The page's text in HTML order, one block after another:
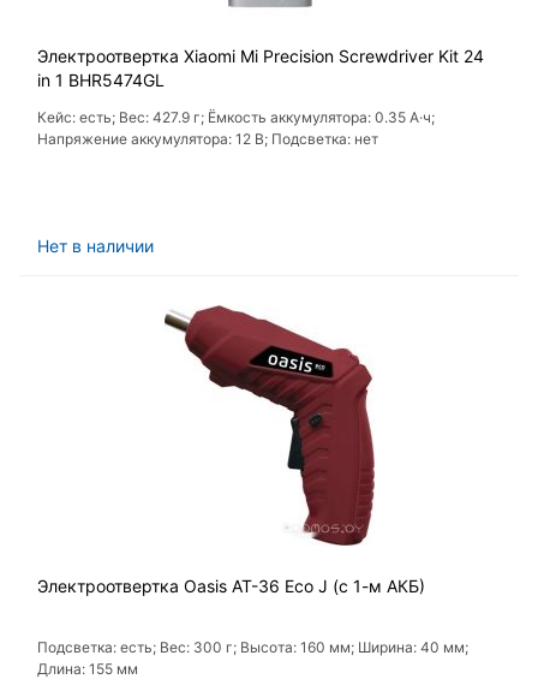
Электроотвертка Xiaomi Mi Precision Screwdriver Kit 24
in 1 BHR5474GL
Кейс: есть; Вес: 427.9 г; Ёмкость аккумулятора: 0.35 А·ч;
Напряжение аккумулятора: 12 В; Подсветка: нет
Нет в наличии
Электроотвертка Oasis AT-36 Eco J (с 1-м АКБ)
Подсветка: есть; Вес: 300 г; Высота: 160 мм; Ширина: 40 мм;
Длина: 155 мм